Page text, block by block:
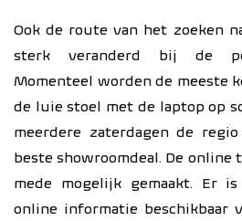
Ook de route van het zoeken
sterk veranderd bij de
Momenteel worden de meeste
de luie stoel met de laptop op
meerdere zaterdagen de
beste showroomdeal. De
mede mogelijk gemaakt. Er
online informatie beschikbaar